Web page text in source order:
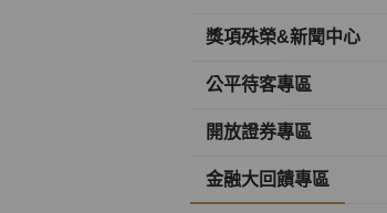
獎項殊榮&新聞中心
公平待客專區
開放證券專區
金融大回饋專區